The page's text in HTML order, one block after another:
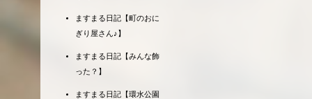
ますまる日記【町のおに
ぎり屋さん♪】
ますまる日記【みんな飾
った？】
ますまる日記【環水公園